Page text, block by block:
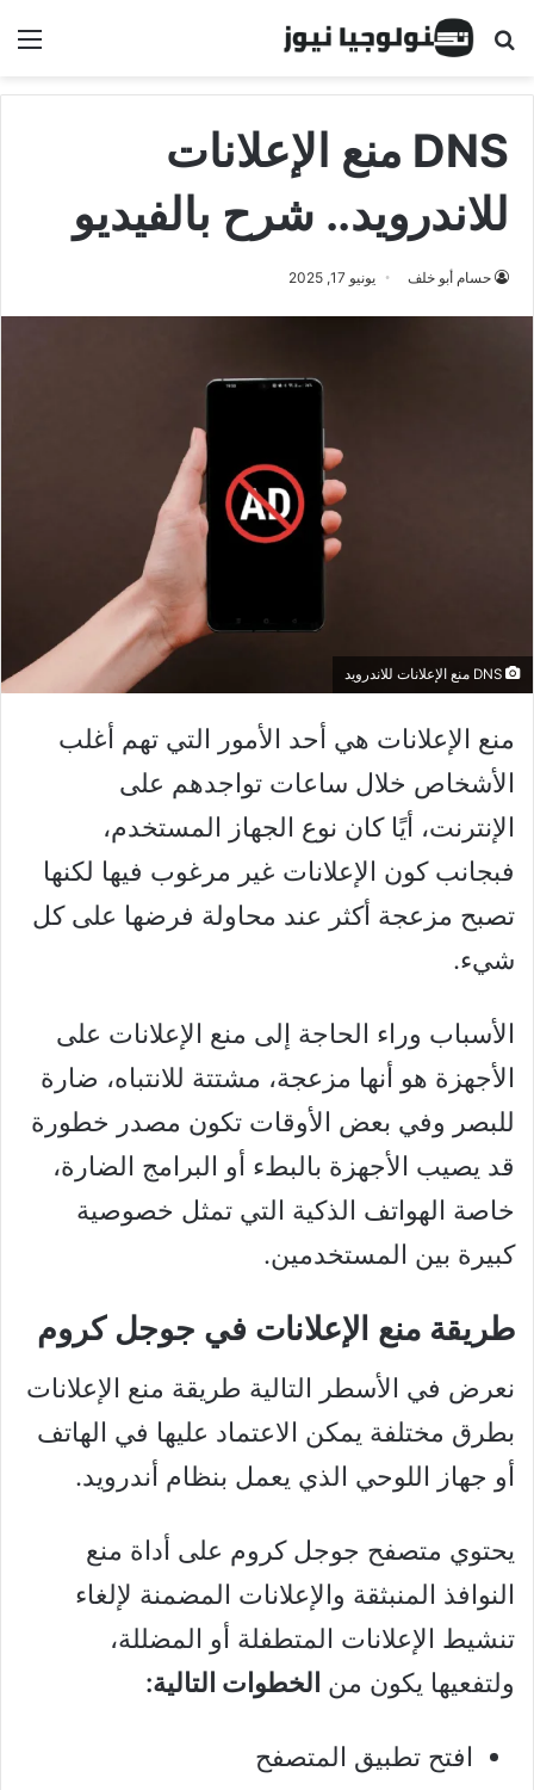
البحث عن
DNS منع الإعلانات
للاندرويد.. شرح بالفيديو
حسام أبو خلف يونيو 17, 2025
منع الإعلانات هي أحد الأمور التي تهم أغلب
الأشخاص خلال ساعات تواجدهم على
الإنترنت، أيًا كان نوع الجهاز المستخدم،
فبجانب كون الإعلانات غير مرغوب فيها لكنها
تصبح مزعجة أكثر عند محاولة فرضها على كل
شيء.
الأسباب وراء الحاجة إلى منع الإعلانات على
الأجهزة هو أنها مزعجة، مشتتة للانتباه، ضارة
للبصر وفي بعض الأوقات تكون مصدر خطورة
قد يصيب الأجهزة بالبطء أو البرامج الضارة،
خاصة الهواتف الذكية التي تمثل خصوصية
كبيرة بين المستخدمين.
طريقة منع الإعلانات في جوجل كروم
نعرض في الأسطر التالية طريقة منع الإعلانات
بطرق مختلفة يمكن الاعتماد عليها في الهاتف
أو جهاز اللوحي الذي يعمل بنظام أندرويد.
يحتوي متصفح جوجل كروم على أداة منع
النوافذ المنبثقة والإعلانات المضمنة لإلغاء
تنشيط الإعلانات المتطفلة أو المضللة،
ولتفعيها يكون من الخطوات التالية:
افتح تطبيق المتصفح